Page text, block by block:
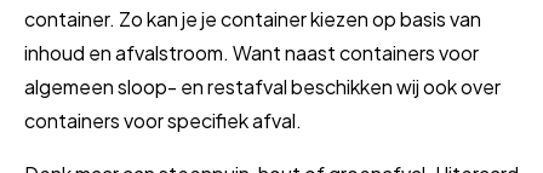
container. Zo kan je je container kiezen op basis van
inhoud en afvalstroom. Want naast containers voor
algemeen sloop- en restafval beschikken wij ook over
containers voor specifiek afval.